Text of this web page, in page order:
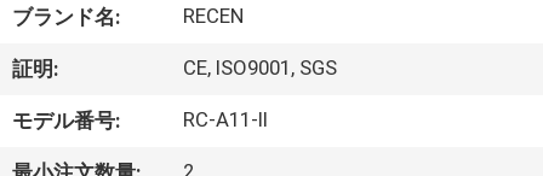
ク
ト
私
ブランド名: RECEN
証明: CE, ISO9001, SGS
モデル番号: RC-A11-II